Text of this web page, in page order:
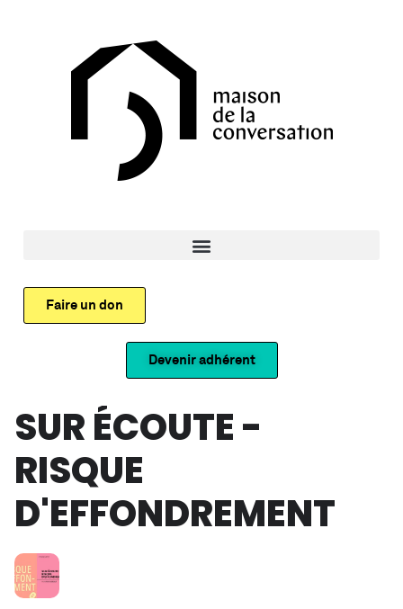
Faire un don
Devenir adhérent
SUR ÉCOUTE -
RISQUE
D'EFFONDREMENT